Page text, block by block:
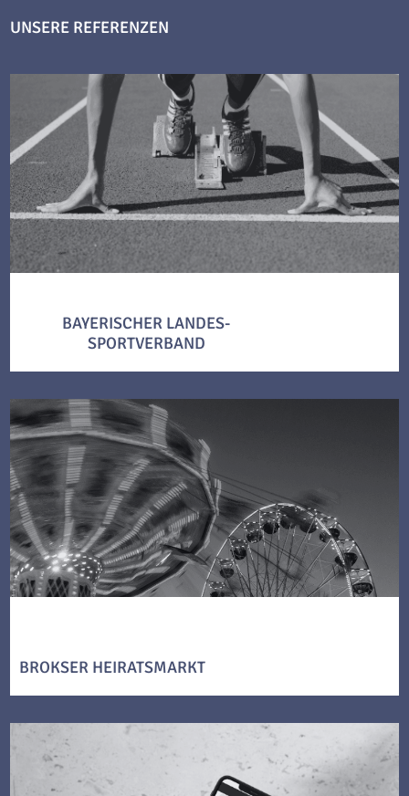
UNSERE REFERENZEN
BAYERISCHER LANDES-
SPORTVERBAND
BROKSER HEIRATSMARKT